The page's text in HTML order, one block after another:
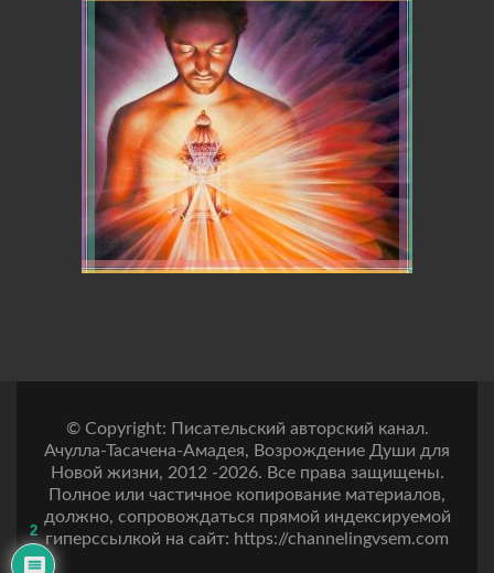
© Copyright: Писательский авторский канал.
Ачулла-Тасачена-Амадея, Возрождение Души для
Новой жизни, 2012 -2026. Все права защищены.
Полное или частичное копирование материалов,
должно, сопровождаться прямой индексируемой
гиперссылкой на сайт: https://channelingvsem.com
2